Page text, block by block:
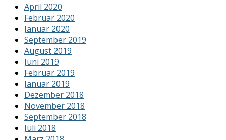
April 2020
Februar 2020
Januar 2020
September 2019
August 2019
Juni 2019
Februar 2019
Januar 2019
Dezember 2018
November 2018
September 2018
Juli 2018